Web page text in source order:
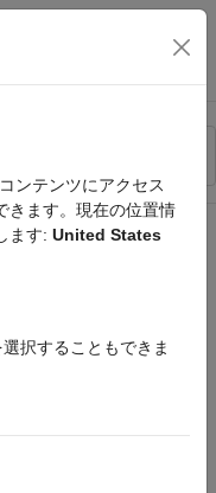
ーション メ
ンテンツにアクセス
きます。現在の位置情
ます: United States
択することもできま